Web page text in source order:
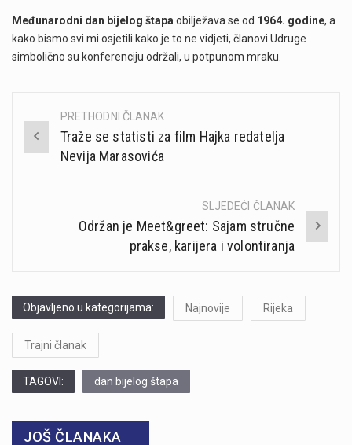
Međunarodni dan bijelog štapa obilježava se od 1964. godine, a
kako bismo svi mi osjetili kako je to ne vidjeti, članovi Udruge
simbolično su konferenciju održali, u potpunom mraku.
Post
navigation
PRETHODNI ČLANAK
Traže se statisti za film Hajka redatelja
Nevija Marasovića
SLJEDEĆI ČLANAK
Održan je Meet&greet: Sajam stručne
prakse, karijera i volontiranja
Objavljeno u kategorijama: Najnovije Rijeka
Trajni članak
TAGOVI: dan bijelog štapa
JOŠ ČLANAKA